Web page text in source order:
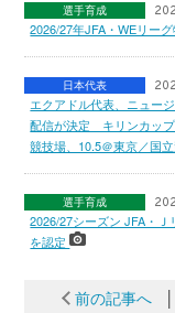
選手育成
2026/27年JFA・WEリー
日本代表
エクアドル代表、ニュー
配信が決定 キリンカッ
競技場、10.5＠東京／国
選手育成
2026/27シーズン JFA・Ｊ
を認定
前の記事へ │